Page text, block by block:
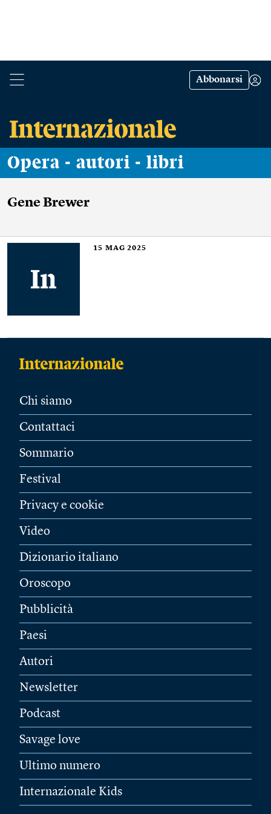
Abbonarsi
Opera - autori - libri
Gene Brewer
15 MAG 2025
Chi siamo
Contattaci
Sommario
Festival
Privacy e cookie
Video
Dizionario italiano
Oroscopo
Pubblicità
Paesi
Autori
Newsletter
Podcast
Savage love
Ultimo numero
Internazionale Kids